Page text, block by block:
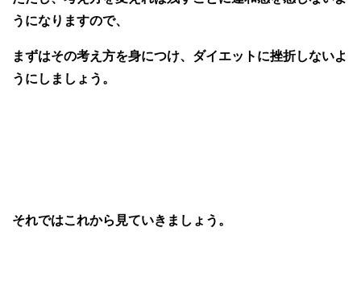
うになりますので、
まずはその考え方を身につけ、ダイエットに挫折しないよ
うにしましょう。
それではこれから見ていきましょう。